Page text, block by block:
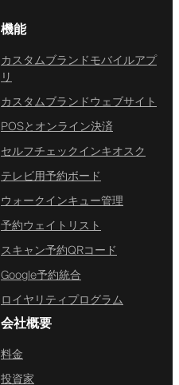
機能
カスタムブランドモバイルアプ
リ
カスタムブランドウェブサイト
POSとオンライン決済
セルフチェックインキオスク
テレビ用予約ボード
ウォークインキュー管理
予約ウェイトリスト
スキャン予約QRコード
Google予約統合
ロイヤリティプログラム
会社概要
料金
投資家